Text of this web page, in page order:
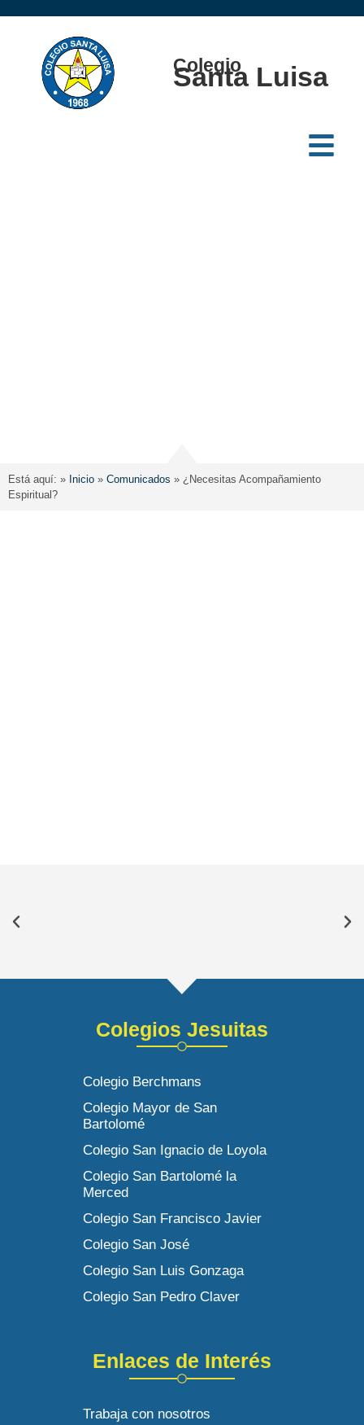
Colegio
Santa Luisa
Está aquí: » Inicio » Comunicados » ¿Necesitas Acompañamiento
Espiritual?
Colegios Jesuitas
Colegio Berchmans
Colegio Mayor de San
Bartolomé
Colegio San Ignacio de Loyola
Colegio San Bartolomé la
Merced
Colegio San Francisco Javier
Colegio San José
Colegio San Luis Gonzaga
Colegio San Pedro Claver
Enlaces de Interés
Trabaja con nosotros